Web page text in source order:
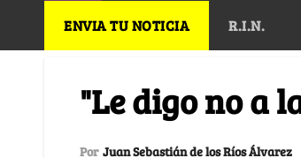
ENVIA TU NOTICIA R.I.N.
"Le digo no a
Por Juan Sebastián de los Ríos Álvarez